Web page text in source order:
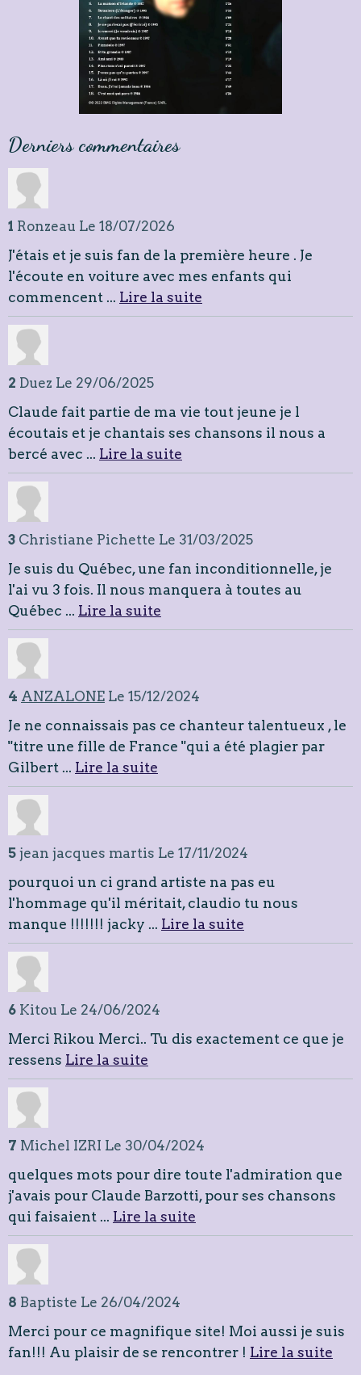
Derniers commentaires
1 Ronzeau Le 18/07/2026
J'étais et je suis fan de la première heure . Je
l'écoute en voiture avec mes enfants qui
commencent ... Lire la suite
2 Duez Le 29/06/2025
Claude fait partie de ma vie tout jeune je l
écoutais et je chantais ses chansons il nous a
bercé avec ... Lire la suite
3 Christiane Pichette Le 31/03/2025
Je suis du Québec, une fan inconditionnelle, je
l'ai vu 3 fois. Il nous manquera à toutes au
Québec ... Lire la suite
4 ANZALONE Le 15/12/2024
Je ne connaissais pas ce chanteur talentueux , le
"titre une fille de France "qui a été plagier par
Gilbert ... Lire la suite
5 jean jacques martis Le 17/11/2024
pourquoi un ci grand artiste na pas eu
l'hommage qu'il méritait, claudio tu nous
manque !!!!!!! jacky ... Lire la suite
6 Kitou Le 24/06/2024
Merci Rikou Merci.. Tu dis exactement ce que je
ressens Lire la suite
7 Michel IZRI Le 30/04/2024
quelques mots pour dire toute l'admiration que
j'avais pour Claude Barzotti, pour ses chansons
qui faisaient ... Lire la suite
8 Baptiste Le 26/04/2024
Merci pour ce magnifique site! Moi aussi je suis
fan!!! Au plaisir de se rencontrer ! Lire la suite